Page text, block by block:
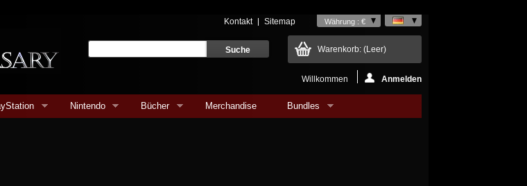
Währung : €
Kontakt Sitemap
Warenkorb: (Leer)
Willkommen Anmelden
Nintendo Bücher Merchandise Bundles